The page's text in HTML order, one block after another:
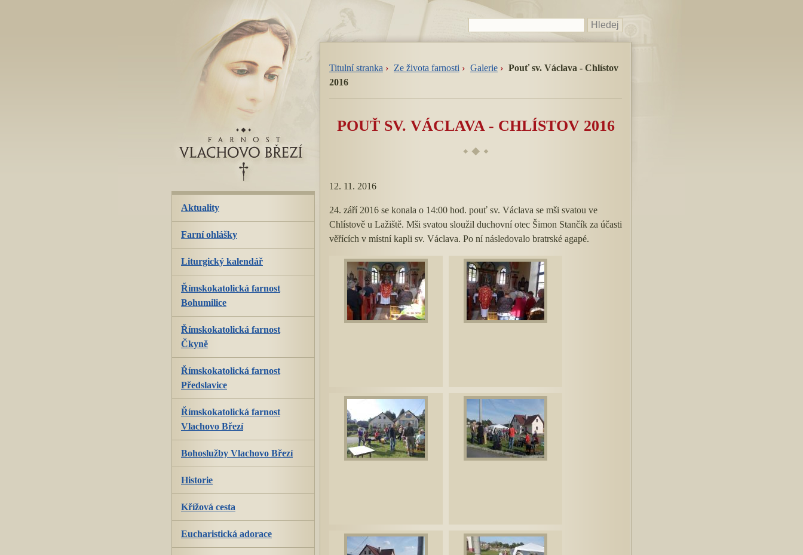
Titulní stranka Ze života farnosti Galerie
Pouť sv. Václava - Chlístov
2016
POUŤ SV. VÁCLAVA - CHLÍSTOV 2016
12. 11. 2016
24. září 2016 se konala o 14:00 hod. pouť sv. Václava se mši svatou ve
Chlístově u Lažiště. Mši svatou sloužil duchovní otec Šimon Stančík za účasti
věřících v místní kapli sv. Václava. Po ní následovalo bratrské agapé.
Aktuality
Farní ohlášky
Liturgický kalendář
Římskokatolická farnost
Bohumilice
Římskokatolická farnost
Čkyně
Římskokatolická farnost
Předslavice
Římskokatolická farnost
Vlachovo Březí
Bohoslužby Vlachovo Březí
Historie
Křížová cesta
Eucharistická adorace